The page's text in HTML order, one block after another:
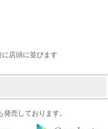
店頭に並びます
売しております。